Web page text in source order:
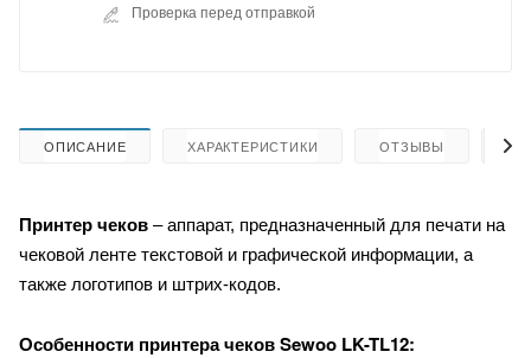
Проверка перед отправкой
ОПИСАНИЕ ХАРАКТЕРИСТИКИ ОТЗЫВЫ
Принтер чеков – аппарат, предназначенный для печати на
чековой ленте текстовой и графической информации, а
также логотипов и штрих-кодов.
Особенности принтера чеков Sewoo LK-TL12: